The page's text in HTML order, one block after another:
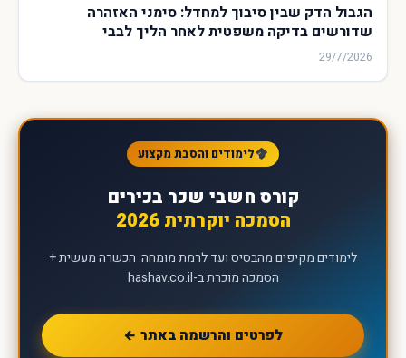
הגבול הדק שבין סיבוך למחדל: סימני האזהרה
שדורשים בדיקה משפטית לאחר הליך לבבי
29/7/2026
לימודים והסבת מקצוע
קורס חשבי שכר בכירים
הסמכה יוקרתית 2026
לימודים מקיפים מהבסיס ועד לרמת מומחה. הכשרה מעשית +
הסמכה מוכרת ב-hashav.co.il
לפרטים והרשמה באתר ←